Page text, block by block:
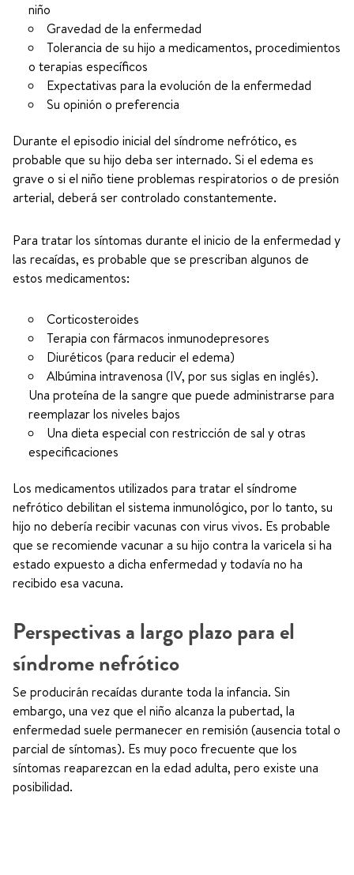
niño
Gravedad de la enfermedad
Tolerancia de su hijo a medicamentos, procedimientos
o terapias específicos
Expectativas para la evolución de la enfermedad
Su opinión o preferencia
Durante el episodio inicial del síndrome nefrótico, es
probable que su hijo deba ser internado. Si el edema es
grave o si el niño tiene problemas respiratorios o de presión
arterial, deberá ser controlado constantemente.
Para tratar los síntomas durante el inicio de la enfermedad y
las recaídas, es probable que se prescriban algunos de
estos medicamentos:
Corticosteroides
Terapia con fármacos inmunodepresores
Diuréticos (para reducir el edema)
Albúmina intravenosa (IV, por sus siglas en inglés).
Una proteína de la sangre que puede administrarse para
reemplazar los niveles bajos
Una dieta especial con restricción de sal y otras
especificaciones
Los medicamentos utilizados para tratar el síndrome
nefrótico debilitan el sistema inmunológico, por lo tanto, su
hijo no debería recibir vacunas con virus vivos. Es probable
que se recomiende vacunar a su hijo contra la varicela si ha
estado expuesto a dicha enfermedad y todavía no ha
recibido esa vacuna.
Perspectivas a largo plazo para el
síndrome nefrótico
Se producirán recaídas durante toda la infancia. Sin
embargo, una vez que el niño alcanza la pubertad, la
enfermedad suele permanecer en remisión (ausencia total o
parcial de síntomas). Es muy poco frecuente que los
síntomas reaparezcan en la edad adulta, pero existe una
posibilidad.